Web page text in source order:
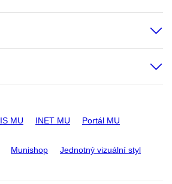
IS MU INET MU Portál MU
Munishop Jednotný vizuální styl